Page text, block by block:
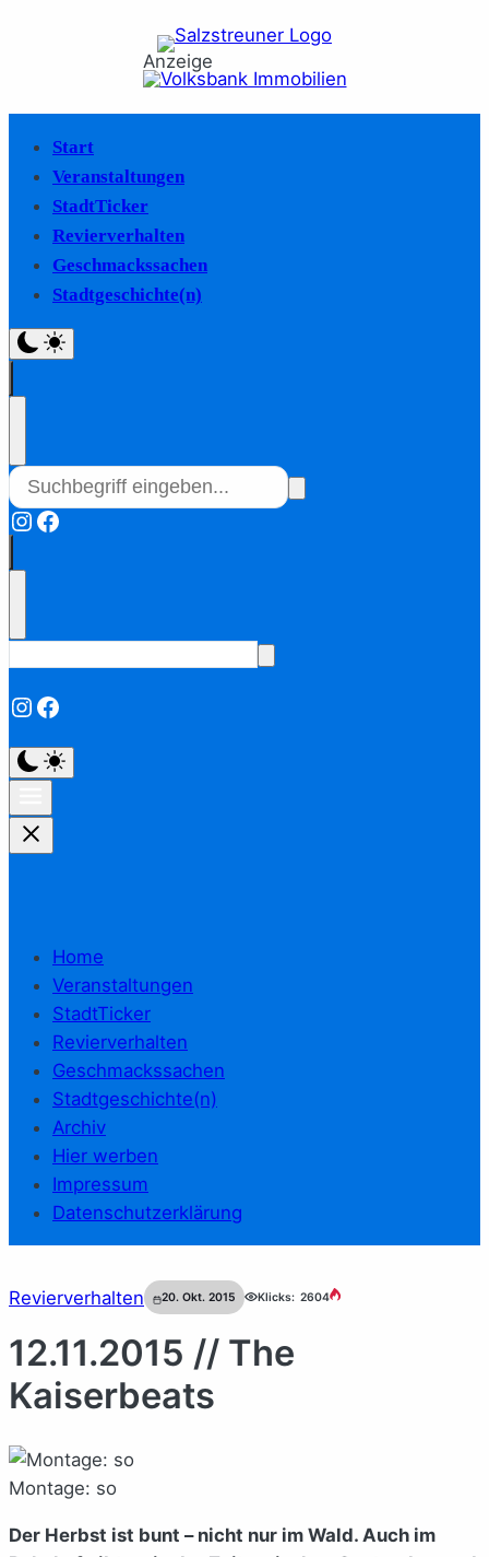
Anzeige
Start
Veranstaltungen
StadtTicker
Revierverhalten
Geschmackssachen
Stadtgeschichte(n)
Instagram
Facebook
Instagram
Facebook
Home
Veranstaltungen
StadtTicker
Revierverhalten
Geschmackssachen
Stadtgeschichte(n)
Archiv
Hier werben
Impressum
Datenschutzerklärung
Revierverhalten 20. Okt. 2015 Klicks: 2604
12.11.2015 // The
Kaiserbeats
Montage: so
Der Herbst ist bunt – nicht nur im Wald. Auch im